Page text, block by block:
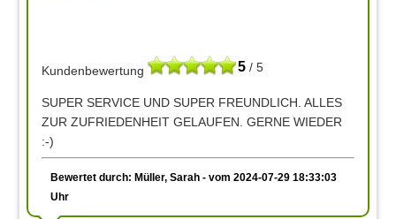
5 / 5
Kundenbewertung
SUPER SERVICE UND SUPER FREUNDLICH. ALLES
ZUR ZUFRIEDENHEIT GELAUFEN. GERNE WIEDER
:-)
Bewertet durch: Müller, Sarah - vom 2024-07-29 18:33:03
Uhr